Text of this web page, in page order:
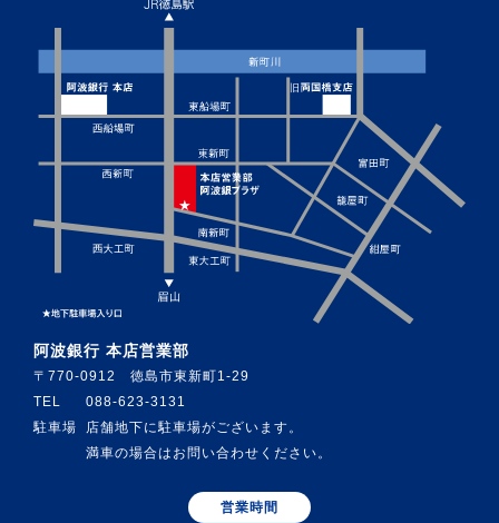
阿波銀行 本店営業部
〒770-0912 徳島市東新町1-29
TEL
088-623-3131
駐車場
店舗地下に駐車場がございます。
満車の場合はお問い合わせください。
営業時間